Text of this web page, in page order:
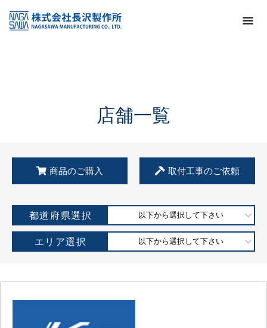
KSS加盟店・取扱店情報
店舗一覧
店舗一覧
商品のご購入 取付工事のご依頼
都道府県選択 以下から選択して下さい
エリア選択 以下から選択して下さい